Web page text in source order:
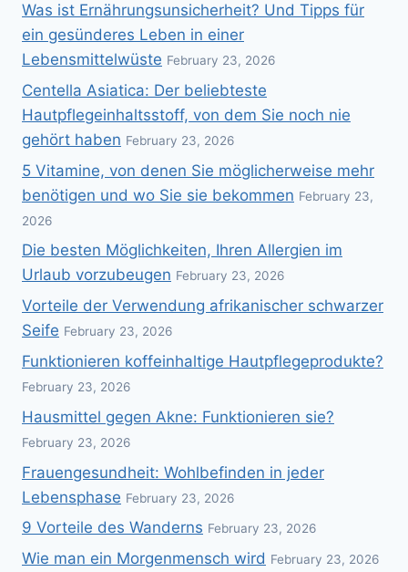
Was ist Ernährungsunsicherheit? Und Tipps für
ein gesünderes Leben in einer
Lebensmittelwüste February 23, 2026
Centella Asiatica: Der beliebteste
Hautpflegeinhaltsstoff, von dem Sie noch nie
gehört haben February 23, 2026
5 Vitamine, von denen Sie möglicherweise mehr
benötigen und wo Sie sie bekommen February 23,
2026
Die besten Möglichkeiten, Ihren Allergien im
Urlaub vorzubeugen February 23, 2026
Vorteile der Verwendung afrikanischer schwarzer
Seife February 23, 2026
Funktionieren koffeinhaltige Hautpflegeprodukte?
February 23, 2026
Hausmittel gegen Akne: Funktionieren sie?
February 23, 2026
Frauengesundheit: Wohlbefinden in jeder
Lebensphase February 23, 2026
9 Vorteile des Wanderns February 23, 2026
Wie man ein Morgenmensch wird February 23, 2026